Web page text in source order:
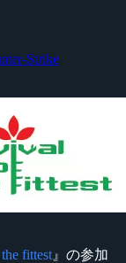
Strike
fittest 』の参加